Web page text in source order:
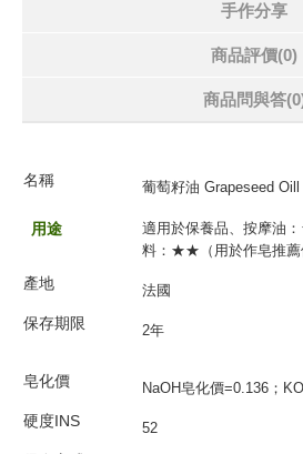
手作分享
商品評價(0)
商品問與答
名稱 葡萄籽油 Grapeseed Oill
用途
適用於保養品、按摩油
料：★★（用於作皂推薦
產地 法國
保存期限 2年
皂化價 NaOH皂化價=0.136；
硬度INS 52